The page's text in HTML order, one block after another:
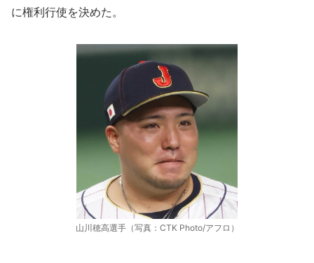
に権利行使を決めた。
山川穂高選手（写真：CTK Photo/アフロ）